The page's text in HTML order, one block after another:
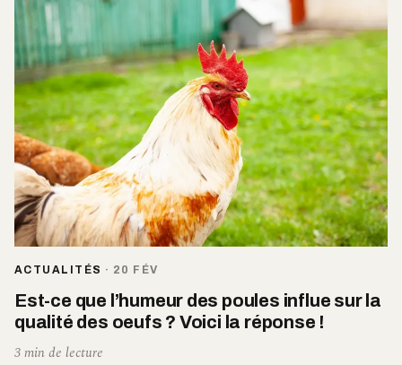
ACTUALITÉS · 20 FÉV
Est-ce que l’humeur des poules influe sur la
qualité des oeufs ? Voici la réponse !
3 min de lecture